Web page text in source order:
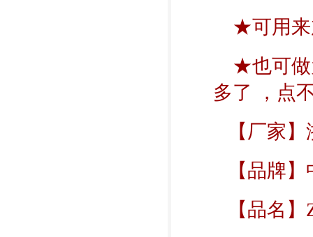
★可用来
★也可做
多了 ，点
【厂家】
【品牌】
【品名】